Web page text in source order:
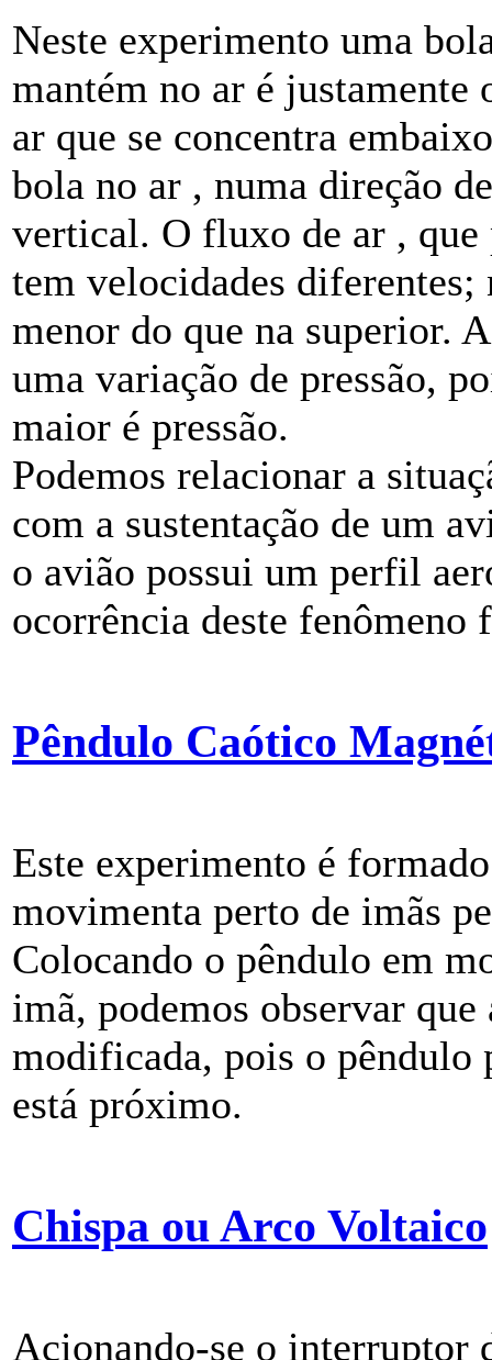
Neste experimento uma
mantém no ar é justamente
ar que se concentra
bola no ar , numa direção
vertical. O fluxo de ar ,
tem velocidades
menor do que na superior.
uma variação de pressão,
maior é pressão.
Podemos relacionar a
com a sustentação de um
o avião possui um perfil
ocorrência deste fenômeno
Pêndulo Caótico
Este experimento é
movimenta perto de imãs
Colocando o pêndulo em
imã, podemos observar
modificada, pois o pêndulo
está próximo.
Chispa ou Arco Voltaico
Acionando-se o interruptor